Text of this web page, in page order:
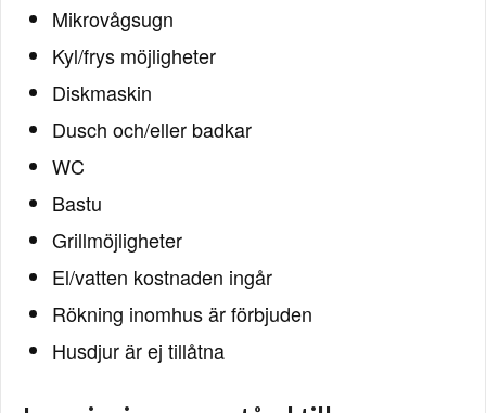
Mikrovågsugn
Kyl/frys möjligheter
Diskmaskin
Dusch och/eller badkar
WC
Bastu
Grillmöjligheter
El/vatten kostnaden ingår
Rökning inomhus är förbjuden
Husdjur är ej tillåtna